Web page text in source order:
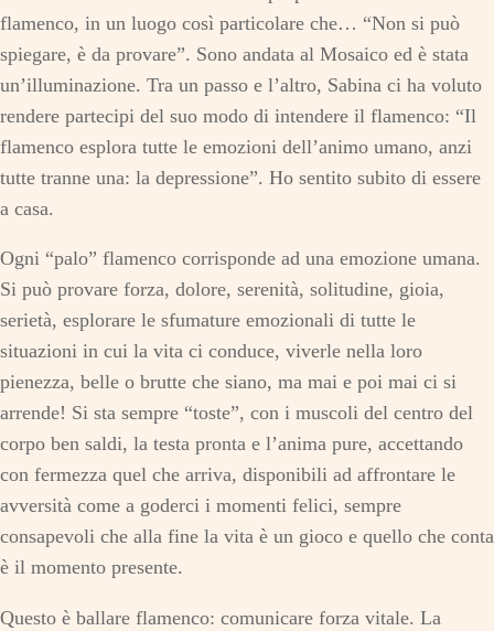
flamenco, in un luogo così particolare che… “Non si può
spiegare, è da provare”. Sono andata al Mosaico ed è stata
un’illuminazione. Tra un passo e l’altro, Sabina ci ha voluto
rendere partecipi del suo modo di intendere il flamenco: “Il
flamenco esplora tutte le emozioni dell’animo umano, anzi
tutte tranne una: la depressione”. Ho sentito subito di essere
a casa.
Ogni “palo” flamenco corrisponde ad una emozione umana.
Si può provare forza, dolore, serenità, solitudine, gioia,
serietà, esplorare le sfumature emozionali di tutte le
situazioni in cui la vita ci conduce, viverle nella loro
pienezza, belle o brutte che siano, ma mai e poi mai ci si
arrende! Si sta sempre “toste”, con i muscoli del centro del
corpo ben saldi, la testa pronta e l’anima pure, accettando
con fermezza quel che arriva, disponibili ad affrontare le
avversità come a goderci i momenti felici, sempre
consapevoli che alla fine la vita è un gioco e quello che conta
è il momento presente.
Questo è ballare flamenco: comunicare forza vitale. La